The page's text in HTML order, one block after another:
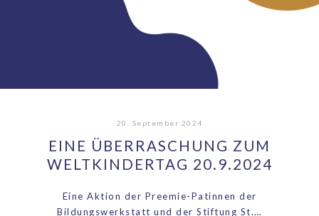
20. September 2024
EINE ÜBERRASCHUNG ZUM
WELTKINDERTAG 20.9.2024
Eine Aktion der Preemie-Patinnen der
Bildungswerkstatt und der Stiftung St.…